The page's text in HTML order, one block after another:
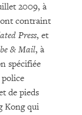
2009, à
ont contraint
Press, et
& Mail, à
spécifiée
de pieds
Kong qui